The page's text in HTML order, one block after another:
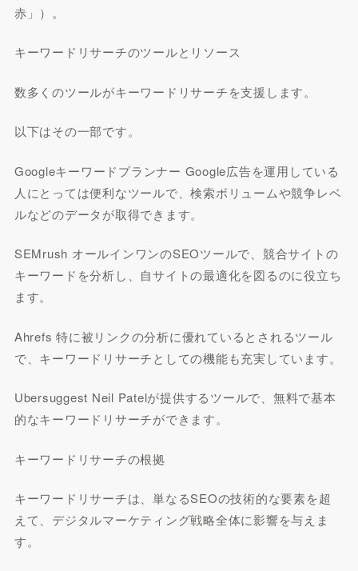
赤」）。
キーワードリサーチのツールとリソース
数多くのツールがキーワードリサーチを支援します。
以下はその一部です。
Googleキーワードプランナー Google広告を運用している
人にとっては便利なツールで、検索ボリュームや競争レベ
ルなどのデータが取得できます。
SEMrush オールインワンのSEOツールで、競合サイトの
キーワードを分析し、自サイトの最適化を図るのに役立ち
ます。
Ahrefs 特に被リンクの分析に優れているとされるツール
で、キーワードリサーチとしての機能も充実しています。
Ubersuggest Neil Patelが提供するツールで、無料で基本
的なキーワードリサーチができます。
キーワードリサーチの根拠
キーワードリサーチは、単なるSEOの技術的な要素を超
えて、デジタルマーケティング戦略全体に影響を与えま
す。